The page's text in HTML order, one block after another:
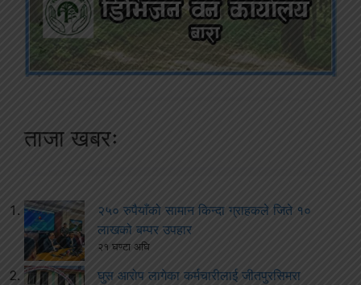
ताजा खबरः
२५० रुपैयाँको सामान किन्दा ग्राहकले जिते १०
लाखको बम्पर उपहार
२१ घण्टा अघि
घुस आरोप लागेका कर्मचारीलाई जीतपुरसिमरा